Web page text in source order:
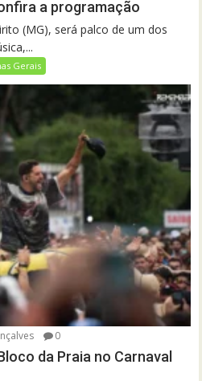
a programação
(MG), será palco de um dos
Gerais
0
da Praia no Carnaval